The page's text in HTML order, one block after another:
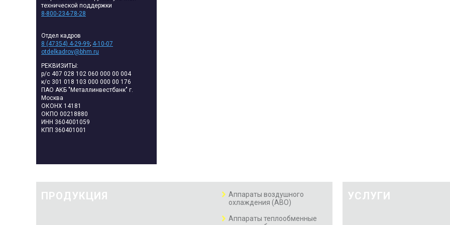
технической поддержки
8-800-234-78-28
Отдел кадров
8 (47354) 4-29-99; 4-10-07
otdelkadrov@bhm.ru
РЕКВИЗИТЫ:
р/с 407 028 102 060 000 00 004
к/с 301 018 103 000 000 00 176
ПАО АКБ "Металлинвестбанк" г.
Москва
ОКОНХ 14181
ОКПО 00218880
ИНН 3604001059
КПП 360401001
Аппараты воздушного
охлаждения (АВО)
Аппараты теплообменные
ПРОДУКЦИЯ УСЛУГИ